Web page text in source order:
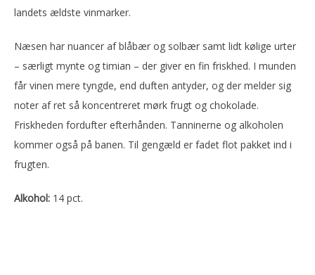
landets ældste vinmarker.
Næsen har nuancer af blåbær og solbær samt lidt kølige urter
– særligt mynte og timian – der giver en fin friskhed. I munden
får vinen mere tyngde, end duften antyder, og der melder sig
noter af ret så koncentreret mørk frugt og chokolade.
Friskheden fordufter efterhånden. Tanninerne og alkoholen
kommer også på banen. Til gengæld er fadet flot pakket ind i
frugten.
Alkohol: 14 pct.